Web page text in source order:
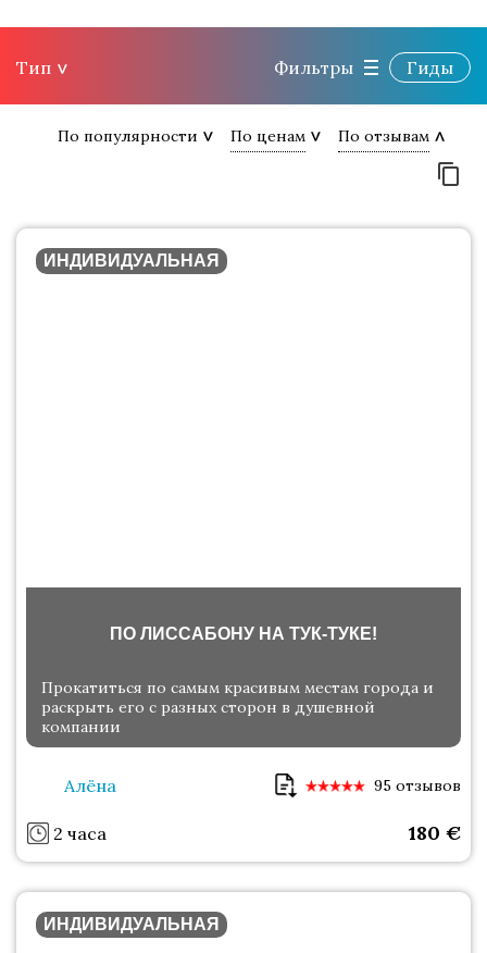
Тип Фильтры Гиды
По популярности По ценам По отзывам
ИНДИВИДУАЛЬНАЯ
ПО ЛИССАБОНУ НА ТУК-ТУКЕ!
Прокатиться по самым красивым местам города и
раскрыть его с разных сторон в душевной
компании
Aлёна 95 отзывов
2 часа 180 €
ИНДИВИДУАЛЬНАЯ